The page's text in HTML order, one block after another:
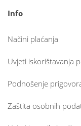
Info
Načini plaćanja
Uvjeti iskorištavanja
Podnošenje
Zaštita osobnih